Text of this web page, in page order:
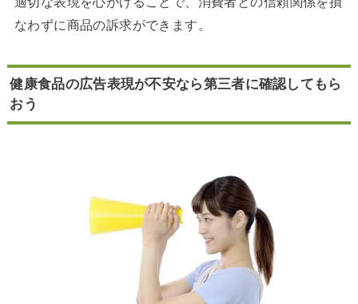
なわずに商品の訴求ができます。
健康食品の広告表現が不安なら第三者に確認してもら
おう